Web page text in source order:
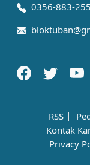
0356-883-
RSS
Kontak
Privacy